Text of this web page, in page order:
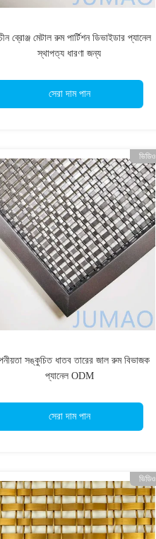
ব্রোঞ্জ মেটাল রুম পার্টিশন ডিভাইডার প্যানেল
স্থাপত্য ধারণা জন্য
সেরা দাম পান
ভিডিও
সঙ্কুচিত ধাতব তারের জাল রুম বিভাজক
প্যানেল ODM
সেরা দাম পান
ভিডিও